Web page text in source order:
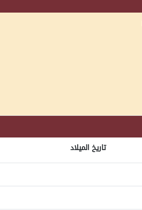
تاريخ الميلاد